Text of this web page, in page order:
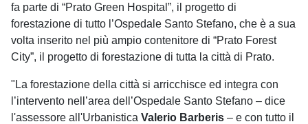
fa parte di “Prato Green Hospital”, il progetto di
forestazione di tutto l’Ospedale Santo Stefano, che è a sua
volta inserito nel più ampio contenitore di “Prato Forest
City”, il progetto di forestazione di tutta la città di Prato.
"La forestazione della città si arricchisce ed integra con
l’intervento nell’area dell’Ospedale Santo Stefano – dice
l'assessore all'Urbanistica Valerio Barberis – e con tutto il